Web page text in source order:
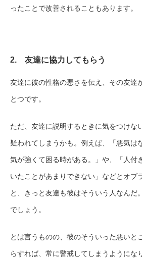
ったことで改善されることもあります。
2. 友達に協力してもらう
友達に彼の性格の悪さを伝え、その友達
とつです。
ただ、友達に説明するときに気をつけな
疑われてしまうかも。例えば、「悪気は
気が強くて困る時がある。」や、「人付
いたことがあまりできない」などとオブ
と、きっと友達も彼はそういう人なんだ
でしょう。
とは言うものの、彼のそういった悪いと
らすれば、常に警戒してしまうようにな